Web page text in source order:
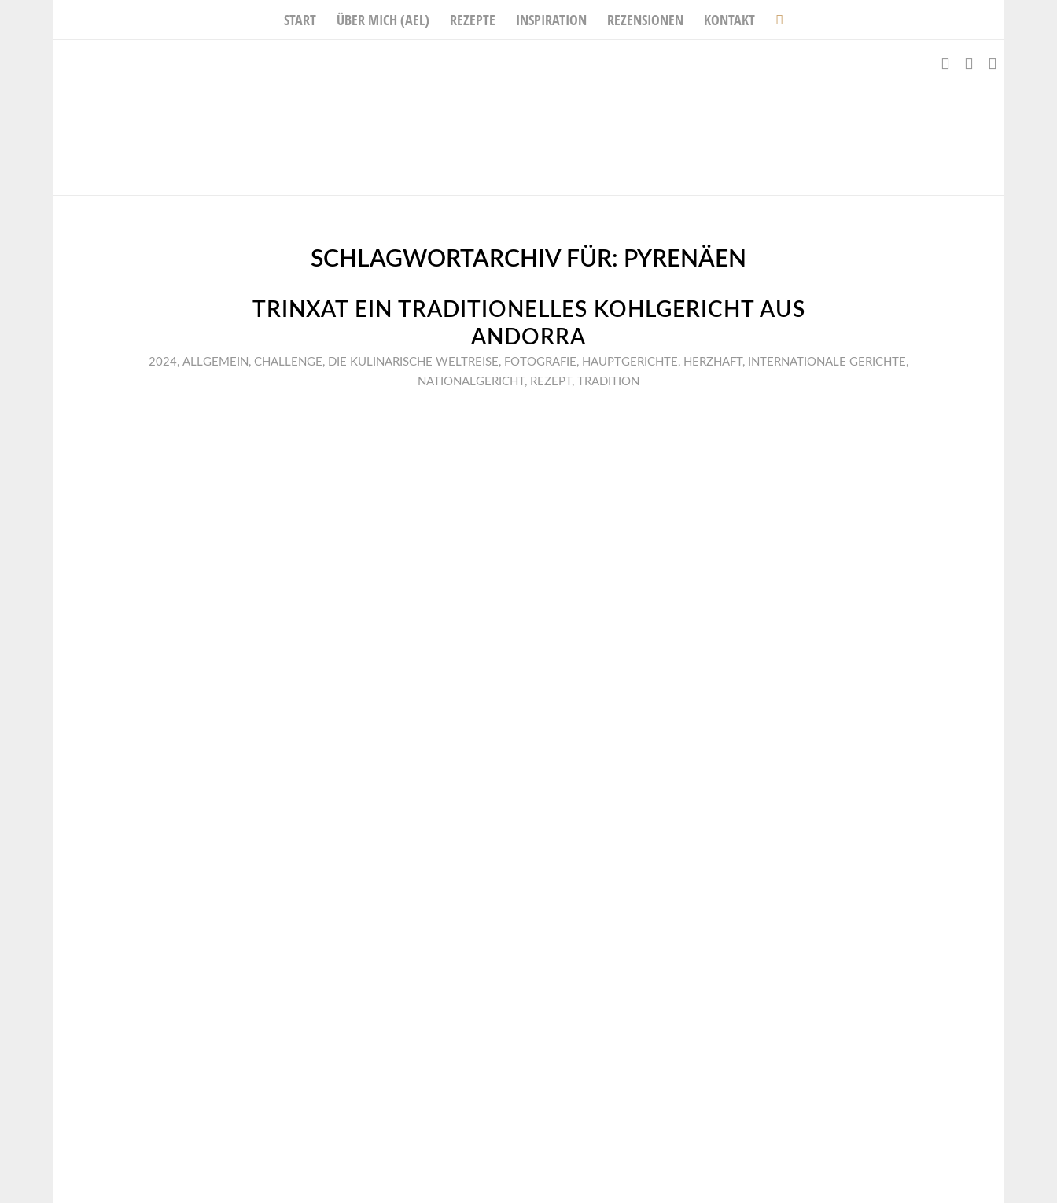
START ÜBER MICH (AEL) REZEPTE INSPIRATION REZENSIONEN KONTAKT
SCHLAGWORTARCHIV FÜR: PYRENÄEN
TRINXAT EIN TRADITIONELLES KOHLGERICHT AUS
ANDORRA
2024, ALLGEMEIN , CHALLENGE, DIE KULINARISCHE WELTREISE, FOTOGRAFIE, HAUPTGERICHTE, HERZHAFT , INTERNATIONALE GERICHTE,
NATIONALGERICHT , REZEPT , TRADITION